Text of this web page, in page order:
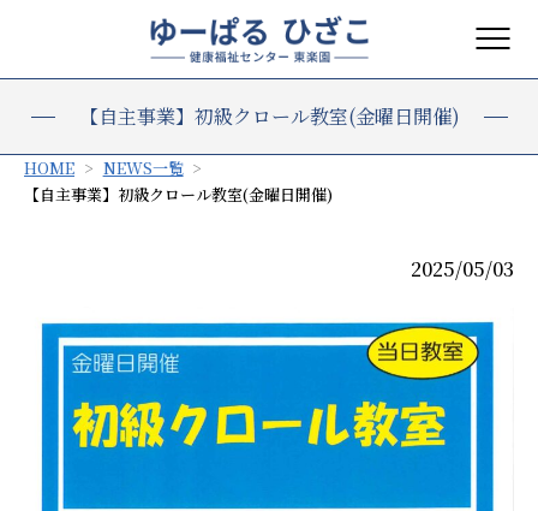
【自主事業】初級クロール教室(金曜日開催)
HOME
NEWS一覧
【自主事業】初級クロール教室(金曜日開催)
2025/05/03